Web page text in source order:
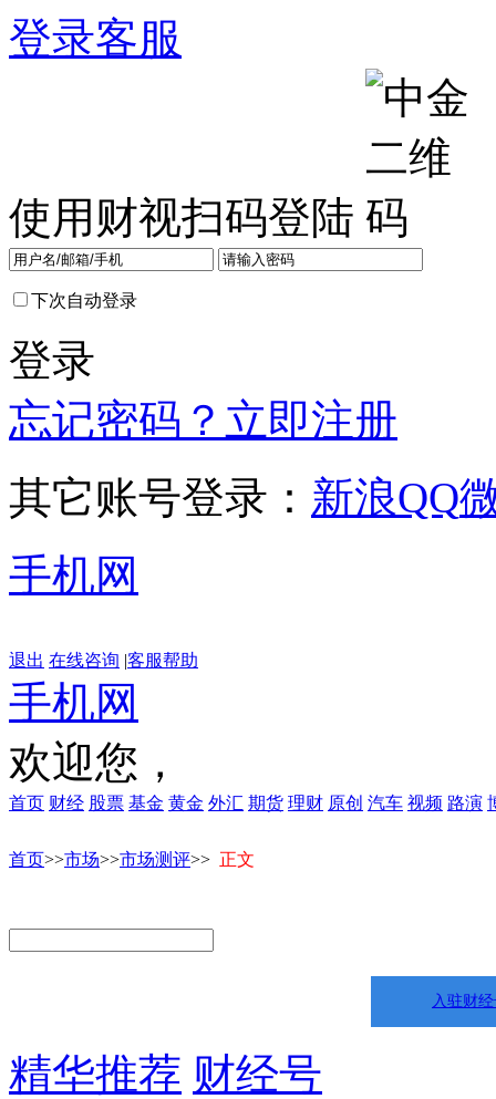
登录客服
使用财视扫码登陆
下次自动登录
登录
忘记密码？ 立即注册
其它账号登录： 新浪QQ
手机网
退出 在线咨询 |客服帮助
手机网
欢迎您，
首页 财经 股票 基金 黄金 外汇 期货 理财 原创 汽车 视频 路演
首页>>市场>>市场测评>> 正文
入驻财
精华推荐 财经号